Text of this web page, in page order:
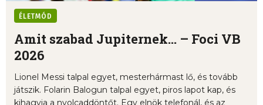
ÉLETMÓD
Amit szabad Jupiternek... – Foci VB
2026
Lionel Messi talpal egyet, mesterhármast lő, és tovább
játszik. Folarin Balogun talpal egyet, piros lapot kap, és
kihagyja a nyolcaddöntőt. Egy elnök telefonál, és az